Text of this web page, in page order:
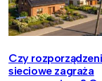
Czy
sieciowe zagraża